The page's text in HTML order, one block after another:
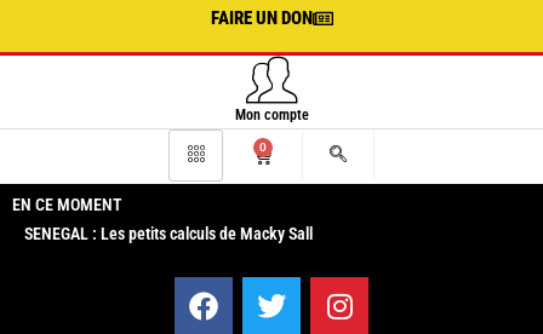
FAIRE UN DON
Mon compte
0
EN CE MOMENT
SENEGAL : Les petits calculs de Macky Sall